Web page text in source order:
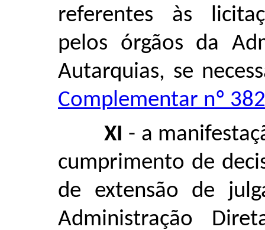
referentes às
pelos órgãos da
Autarquias, se
Complementar nº
XI - a
cumprimento de
de extensão de
Administração